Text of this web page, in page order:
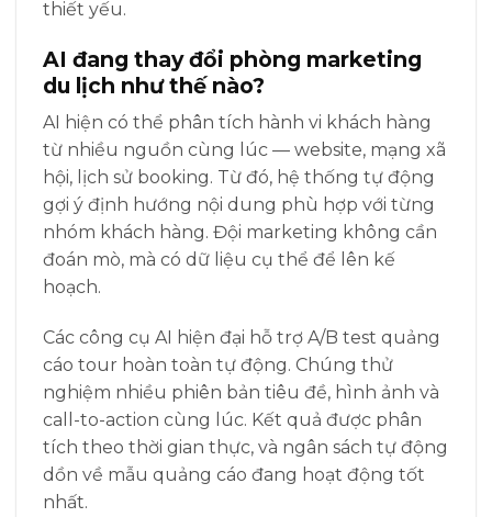
thiết yếu.
AI đang thay đổi phòng marketing
du lịch như thế nào?
AI hiện có thể phân tích hành vi khách hàng
từ nhiều nguồn cùng lúc — website, mạng xã
hội, lịch sử booking. Từ đó, hệ thống tự động
gợi ý định hướng nội dung phù hợp với từng
nhóm khách hàng. Đội marketing không cần
đoán mò, mà có dữ liệu cụ thể để lên kế
hoạch.
Các công cụ AI hiện đại hỗ trợ A/B test quảng
cáo tour hoàn toàn tự động. Chúng thử
nghiệm nhiều phiên bản tiêu đề, hình ảnh và
call-to-action cùng lúc. Kết quả được phân
tích theo thời gian thực, và ngân sách tự động
dồn về mẫu quảng cáo đang hoạt động tốt
nhất.